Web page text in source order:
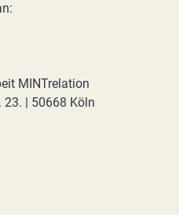
MINTrelation
23. | 50668 Köln